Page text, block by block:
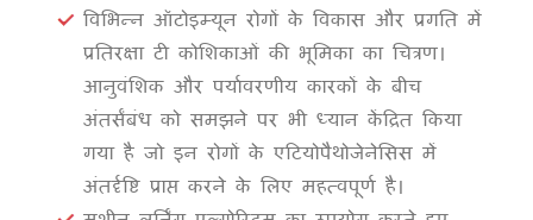
विभिन्न ऑटोइम्यून रोगों के विकास और प्रगति में
प्रतिरक्षा टी कोशिकाओं की भूमिका का चित्रण।
आनुवंशिक और पर्यावरणीय कारकों के बीच
अंतर्संबंध को समझने पर भी ध्यान केंद्रित किया
गया है जो इन रोगों के एटियोपैथोजेनेसिस में
अंतर्दृष्टि प्राप्त करने के लिए महत्वपूर्ण है।